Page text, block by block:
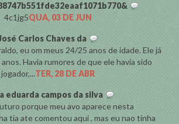
4c1jg5QUA, 03 DE JUN
Carlos Chaves da
eu om meus 24/25 anos de idade. Ele já
Havia rumores de que ele havia sido
jogador,...TER, 28 DE ABR
eduarda campos da silva
porque meu avo aparece nesta
tia ate comentou aqui , mas eu nao tinha